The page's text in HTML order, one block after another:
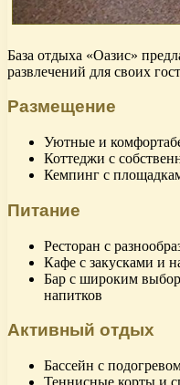
База отдыха «Оазис»
развлечений для своих
Размещение
Уютные и
Коттеджи с
Кемпинг с
Питание
Ресторан с
Кафе с закусками и
Бар с широким
напитков
Активный отдых
Бассейн с
Теннисные корты и